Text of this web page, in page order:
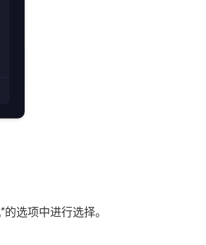
选项中进行选择。